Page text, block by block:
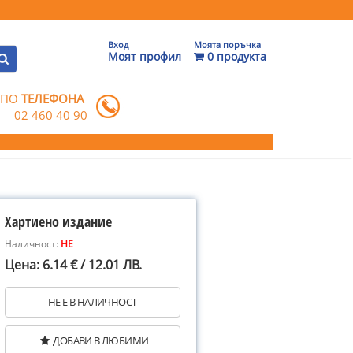
Вход
Моят профил
Моята поръчка
0 продукта
ПОТЕЛЕФОНА
02 460 40 90
Хартиено издание
Наличност: НЕ
Цена: 6.14 € / 12.01 ЛВ.
НЕ Е В НАЛИЧНОСТ
ДОБАВИ В ЛЮБИМИ